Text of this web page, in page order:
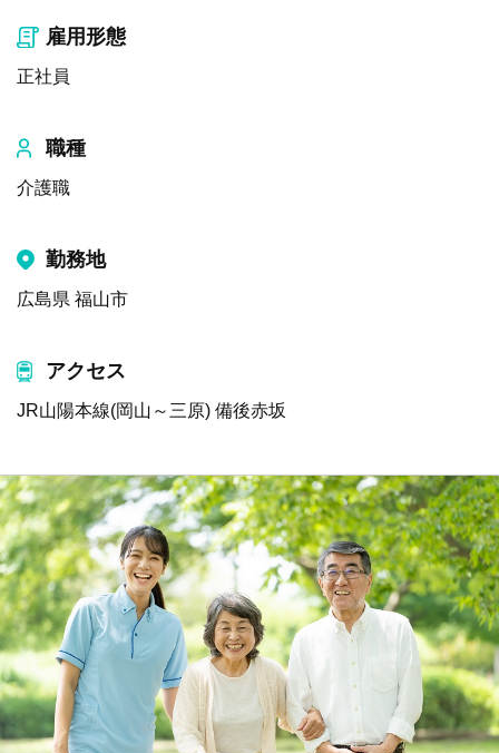
雇用形態
正社員
職種
介護職
勤務地
広島県 福山市
アクセス
JR山陽本線(岡山～三原) 備後赤坂